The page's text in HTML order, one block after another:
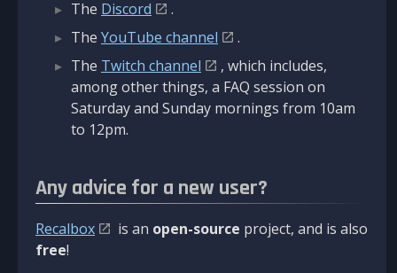
The Discord
.
The YouTube channel
.
The Twitch channel
, which includes,
among other things, a FAQ session on
Saturday and Sunday mornings from 10am
to 12pm.
Any advice for a new user?
Recalbox is an open-source project, and is also
free!